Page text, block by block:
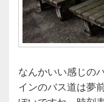
なんかいい感じの
インのバス道は夢